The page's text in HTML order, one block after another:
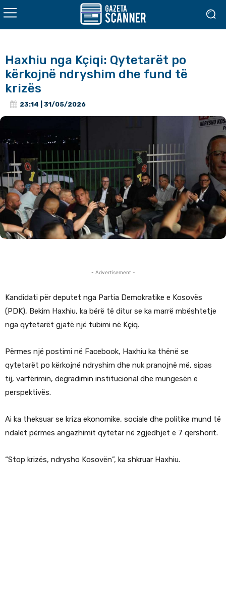
Haxhiu nga Kçiqi: Qytetarët po
kërkojnë ndryshim dhe fund të
krizës
23:14 | 31/05/2026
- Advertisement -
Kandidati për deputet nga Partia Demokratike e Kosovës
(PDK), Bekim Haxhiu, ka bërë të ditur se ka marrë mbështetje
nga qytetarët gjatë një tubimi në Kçiq.
Përmes një postimi në Facebook, Haxhiu ka thënë se
qytetarët po kërkojnë ndryshim dhe nuk pranojnë më, sipas
tij, varfërimin, degradimin institucional dhe mungesën e
perspektivës.
Ai ka theksuar se kriza ekonomike, sociale dhe politike mund të
ndalet përmes angazhimit qytetar në zgjedhjet e 7 qershorit.
“Stop krizës, ndrysho Kosovën”, ka shkruar Haxhiu.